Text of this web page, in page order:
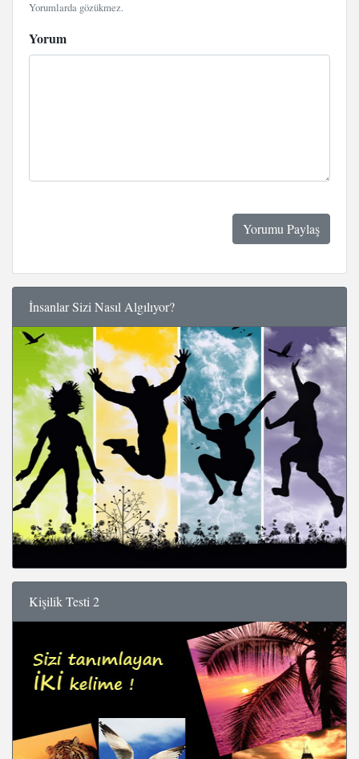
Yorumlarda gözükmez.
Yorum
İnsanlar Sizi Nasıl Algılıyor?
Kişilik Testi 2